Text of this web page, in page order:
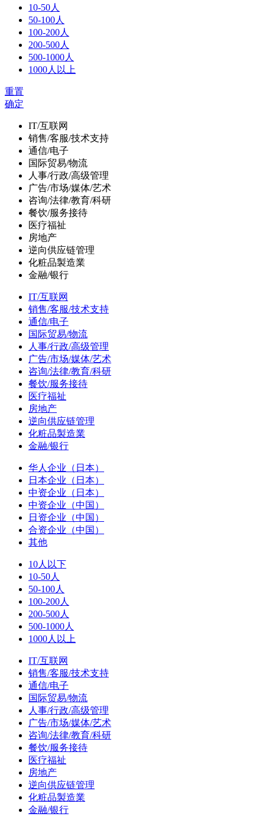
10-50人
50-100人
100-200人
200-500人
500-1000人
1000人以上
重置
确定
IT/互联网
销售/客服/技术支持
通信/电子
国际贸易/物流
人事/行政/高级管理
广告/市场/媒体/艺术
咨询/法律/教育/科研
餐饮/服务接待
医疗福祉
房地产
逆向供应链管理
化粧品製造業
金融/银行
IT/互联网
销售/客服/技术支持
通信/电子
国际贸易/物流
人事/行政/高级管理
广告/市场/媒体/艺术
咨询/法律/教育/科研
餐饮/服务接待
医疗福祉
房地产
逆向供应链管理
化粧品製造業
金融/银行
华人企业（日本）
日本企业（日本）
中资企业（日本）
中资企业（中国）
日资企业（中国）
合资企业（中国）
其他
10人以下
10-50人
50-100人
100-200人
200-500人
500-1000人
1000人以上
IT/互联网
销售/客服/技术支持
通信/电子
国际贸易/物流
人事/行政/高级管理
广告/市场/媒体/艺术
咨询/法律/教育/科研
餐饮/服务接待
医疗福祉
房地产
逆向供应链管理
化粧品製造業
金融/银行